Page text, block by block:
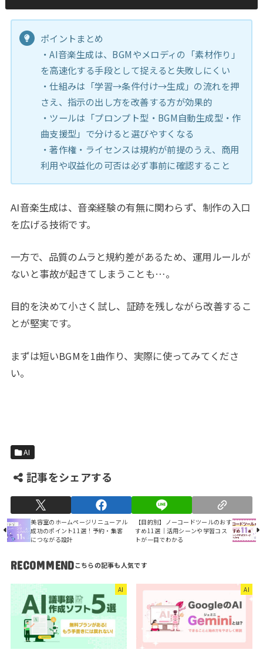
ポイントまとめ
・AI音楽生成は、BGMやメロディの「素材作り」
を高速化する手段として捉えると失敗しにくい
・仕組みは「学習→条件付け→生成」の流れを押
さえ、指示の出し方を改善する方が効果的
・ツールは「プロンプト型・BGM自動生成型・作
曲支援型」で分けると選びやすくなる
・著作権・ライセンスは規約が前提のうえ、商用
利用や収益化の可否は必ず事前に確認すること
AI音楽生成は、音楽経験の有無に関わらず、制作の入口
を広げる技術です。
一方で、品質のムラと規約差があるため、運用ルールが
ないと事故が起きてしまうことも…。
目的を決めて小さく試し、証跡を残しながら改善するこ
とが堅実です。
まずは短いBGMを1曲作り、実際に使ってみてくださ
い。
AI
記事をシェアする
美容室のホームページリニューアル
成功のポイント11選！予約・集客
につながる設計
【目的別】ノーコードツールのおす
すめ11選｜活用シーンや学習コス
トが一目でわかる
RECOMMEND
AI AI